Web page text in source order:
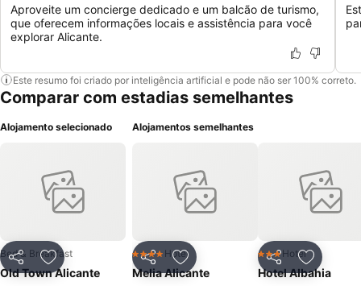
Aproveite um concierge dedicado e um balcão de turismo,
que oferecem informações locais e assistência para você
explorar Alicante.
Este resumo foi criado por inteligência artificial e pode não ser 100% correto.
Comparar com estadias semelhantes
Alojamento selecionado
PartilharAdicionar aos favoritos
Bed & Breakfast
Old Town Alicante
Alojamentos semelhantes
PartilharAdicionar aos favoritos
4 EstrelasHotel
Melia Alicante
Partilhar
3 Estrelas
Hotel
Hotel Albahia